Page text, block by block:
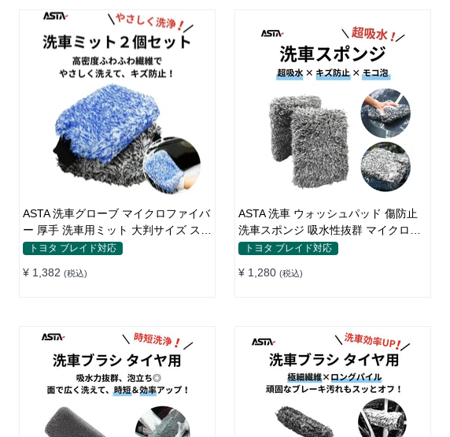
不要 多機能コンパクト収納
ASTA 洗車グローブ マイクロファイバ
ー 厚手 洗車用ミット 大判サイズ スポ
ンジ内蔵 洗車モップ カーウォッシュ
【2枚セット（青＋黒）】
トヨタ ブレイド対応
¥ 1,382 (税込)
ASTA 洗車 ウォッシュパッド 傷防止
洗車スポンジ 吸水性抜群 マイクロフ
ァイバー 極厚タイプ ボディに優しい
い用 22*15.5*5cm
トヨタ ブレイド対応
¥ 1,280 (税込)